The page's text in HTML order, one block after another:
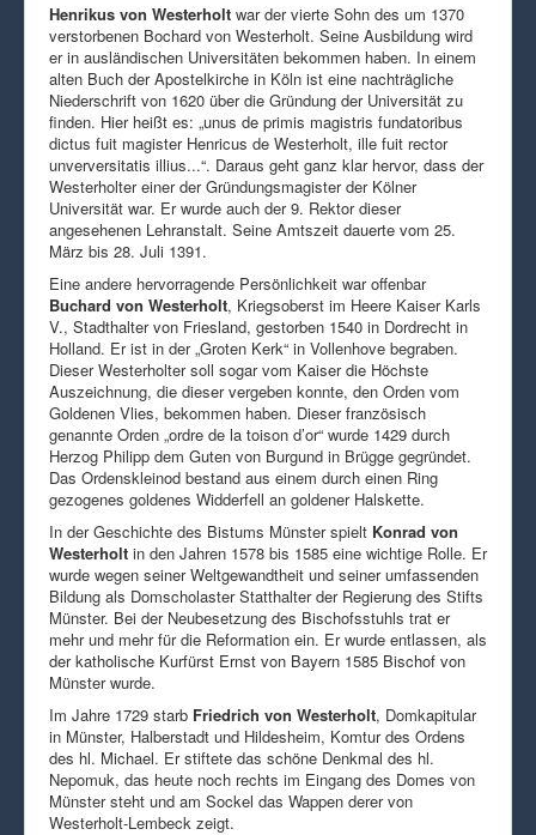
Henrikus von Westerholt war der vierte Sohn des um 1370
verstorbenen Bochard von Westerholt. Seine Ausbildung wird
er in ausländischen Universitäten bekommen haben. In einem
alten Buch der Apostelkirche in Köln ist eine nachträgliche
Niederschrift von 1620 über die Gründung der Universität zu
finden. Hier heißt es: „unus de primis magistris fundatoribus
dictus fuit magister Henricus de Westerholt, ille fuit rector
unverversitatis illius...“. Daraus geht ganz klar hervor, dass der
Westerholter einer der Gründungsmagister der Kölner
Universität war. Er wurde auch der 9. Rektor dieser
angesehenen Lehranstalt. Seine Amtszeit dauerte vom 25.
März bis 28. Juli 1391.
Eine andere hervorragende Persönlichkeit war offenbar
Buchard von Westerholt, Kriegsoberst im Heere Kaiser Karls
V., Stadthalter von Friesland, gestorben 1540 in Dordrecht in
Holland. Er ist in der „Groten Kerk“ in Vollenhove begraben.
Dieser Westerholter soll sogar vom Kaiser die Höchste
Auszeichnung, die dieser vergeben konnte, den Orden vom
Goldenen Vlies, bekommen haben. Dieser französisch
genannte Orden „ordre de la toison d’or“ wurde 1429 durch
Herzog Philipp dem Guten von Burgund in Brügge gegründet.
Das Ordenskleinod bestand aus einem durch einen Ring
gezogenes goldenes Widderfell an goldener Halskette.
In der Geschichte des Bistums Münster spielt Konrad von
Westerholt in den Jahren 1578 bis 1585 eine wichtige Rolle. Er
wurde wegen seiner Weltgewandtheit und seiner umfassenden
Bildung als Domscholaster Statthalter der Regierung des Stifts
Münster. Bei der Neubesetzung des Bischofsstuhls trat er
mehr und mehr für die Reformation ein. Er wurde entlassen, als
der katholische Kurfürst Ernst von Bayern 1585 Bischof von
Münster wurde.
Im Jahre 1729 starb Friedrich von Westerholt, Domkapitular
in Münster, Halberstadt und Hildesheim, Komtur des Ordens
des hl. Michael. Er stiftete das schöne Denkmal des hl.
Nepomuk, das heute noch rechts im Eingang des Domes von
Münster steht und am Sockel das Wappen derer von
Westerholt-Lembeck zeigt.